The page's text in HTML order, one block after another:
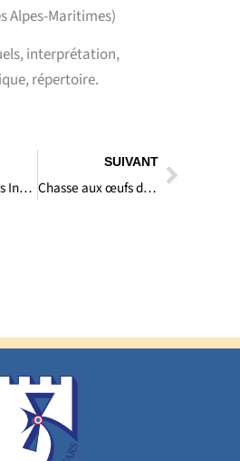
Alpes-Maritimes)
interprétation,
répertoire.
9ème Concours International de Bouquets – 11 et 12 avril 2026
SUIVANT
Chasse aux œufs de Pâques – 4 avril 2026 à 11h